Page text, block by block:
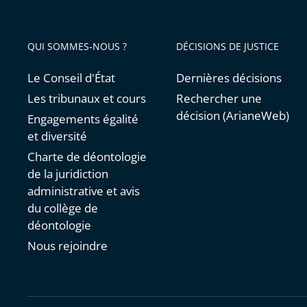
QUI SOMMES-NOUS ?
Le Conseil d'État
Les tribunaux et cours
Engagements égalité
et diversité
Charte de déontologie
de la juridiction
administrative et avis
du collège de
déontologie
Nous rejoindre
DÉCISIONS DE JUSTICE
Dernières décisions
Rechercher une
décision (ArianeWeb)